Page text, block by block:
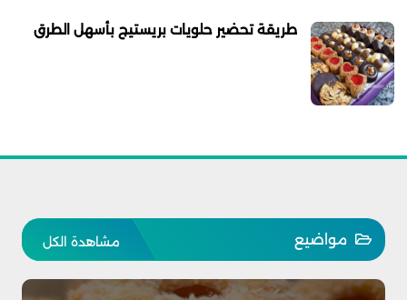
طريقة تحضير حلويات بريستيج بأسهل الطرق
مشاهدة الكل مواضيع